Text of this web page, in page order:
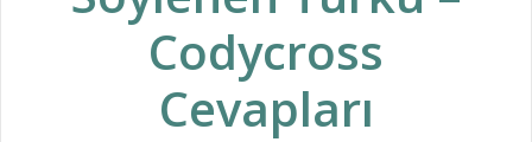
Codycross
Cevapları